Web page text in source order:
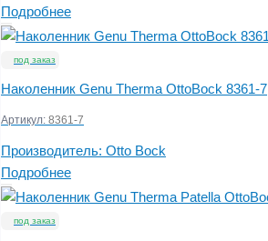
Подробнее
под заказ
Наколенник Genu Therma OttoBock 8361-7
Артикул: 8361-7
Производитель: Otto Bock
Подробнее
под заказ